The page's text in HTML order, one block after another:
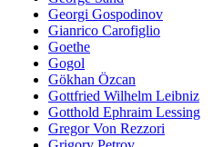
Georgi Gospodinov
Gianrico Carofiglio
Goethe
Gogol
Gökhan Özcan
Gottfried Wilhelm Leibniz
Gotthold Ephraim Lessing
Gregor Von Rezzori